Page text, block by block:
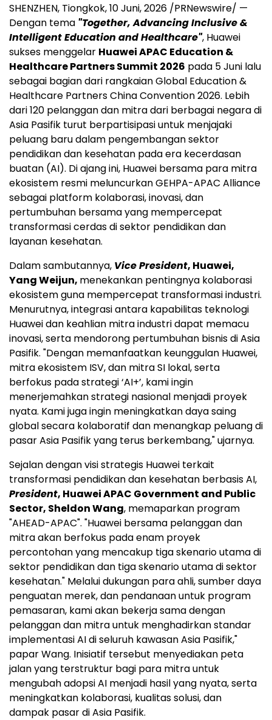
SHENZHEN, Tiongkok,10 Juni, 2026 /PRNewswire/ —
Dengan tema "Together, Advancing Inclusive &
Intelligent Education and Healthcare", Huawei
sukses menggelar Huawei APAC Education &
Healthcare Partners Summit 2026 pada 5 Juni lalu
sebagai bagian dari rangkaian Global Education &
Healthcare Partners China Convention 2026. Lebih
dari 120 pelanggan dan mitra dari berbagai negara di
Asia Pasifik turut berpartisipasi untuk menjajaki
peluang baru dalam pengembangan sektor
pendidikan dan kesehatan pada era kecerdasan
buatan (AI). Di ajang ini, Huawei bersama para mitra
ekosistem resmi meluncurkan GEHPA-APAC Alliance
sebagai platform kolaborasi, inovasi, dan
pertumbuhan bersama yang mempercepat
transformasi cerdas di sektor pendidikan dan
layanan kesehatan.
Dalam sambutannya, Vice President, Huawei,
Yang Weijun, menekankan pentingnya kolaborasi
ekosistem guna mempercepat transformasi industri.
Menurutnya, integrasi antara kapabilitas teknologi
Huawei dan keahlian mitra industri dapat memacu
inovasi, serta mendorong pertumbuhan bisnis di Asia
Pasifik. "Dengan memanfaatkan keunggulan Huawei,
mitra ekosistem ISV, dan mitra SI lokal, serta
berfokus pada strategi ‘AI+’, kami ingin
menerjemahkan strategi nasional menjadi proyek
nyata. Kami juga ingin meningkatkan daya saing
global secara kolaboratif dan menangkap peluang di
pasar Asia Pasifik yang terus berkembang," ujarnya.
Sejalan dengan visi strategis Huawei terkait
transformasi pendidikan dan kesehatan berbasis AI,
President, Huawei APAC Government and Public
Sector, Sheldon Wang, memaparkan program
"AHEAD-APAC". "Huawei bersama pelanggan dan
mitra akan berfokus pada enam proyek
percontohan yang mencakup tiga skenario utama di
sektor pendidikan dan tiga skenario utama di sektor
kesehatan." Melalui dukungan para ahli, sumber daya
penguatan merek, dan pendanaan untuk program
pemasaran, kami akan bekerja sama dengan
pelanggan dan mitra untuk menghadirkan standar
implementasi AI di seluruh kawasan Asia Pasifik,"
papar Wang. Inisiatif tersebut menyediakan peta
jalan yang terstruktur bagi para mitra untuk
mengubah adopsi AI menjadi hasil yang nyata, serta
meningkatkan kolaborasi, kualitas solusi, dan
dampak pasar di Asia Pasifik.